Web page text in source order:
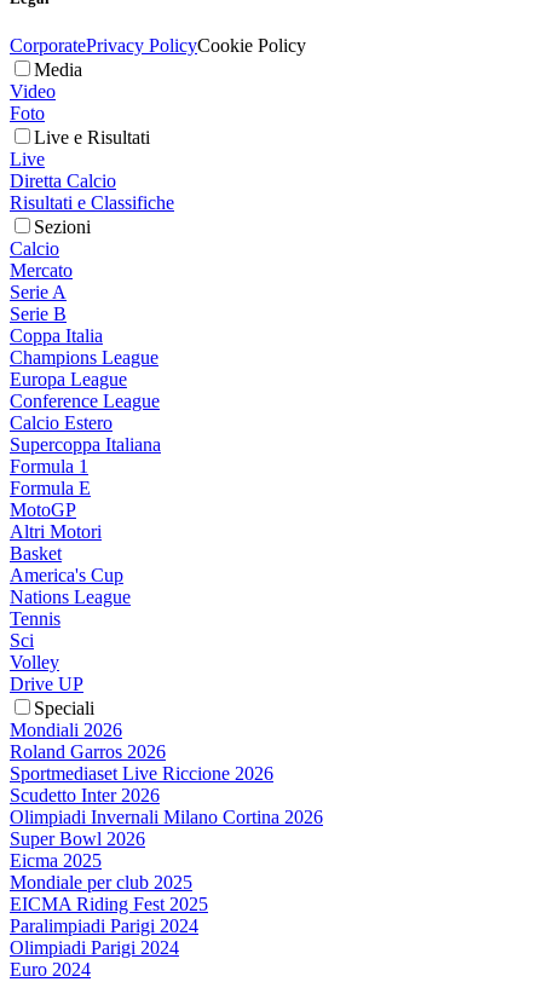
CorporatePrivacy PolicyCookie Policy
Media
Video
Foto
Live e Risultati
Live
Diretta Calcio
Risultati e Classifiche
Sezioni
Calcio
Mercato
Serie A
Serie B
Coppa Italia
Champions League
Europa League
Conference League
Calcio Estero
Supercoppa Italiana
Formula 1
Formula E
MotoGP
Altri Motori
Basket
America's Cup
Nations League
Tennis
Sci
Volley
Drive UP
Speciali
Mondiali 2026
Roland Garros 2026
Sportmediaset Live Riccione 2026
Scudetto Inter 2026
Olimpiadi Invernali Milano Cortina 2026
Super Bowl 2026
Eicma 2025
Mondiale per club 2025
EICMA Riding Fest 2025
Paralimpiadi Parigi 2024
Olimpiadi Parigi 2024
Euro 2024